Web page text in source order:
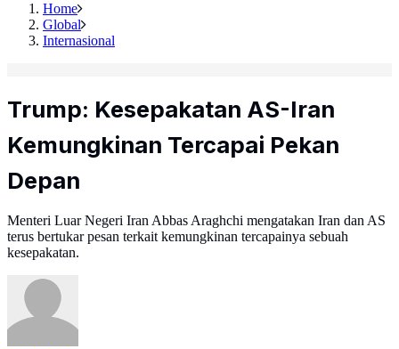
Home
Global
Internasional
Trump: Kesepakatan AS-Iran
Kemungkinan Tercapai Pekan
Depan
Menteri Luar Negeri Iran Abbas Araghchi mengatakan Iran dan AS
terus bertukar pesan terkait kemungkinan tercapainya sebuah
kesepakatan.